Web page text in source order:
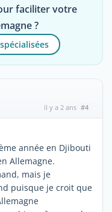
faciliter votre
?
il y a 2 ans #4
année en Djibouti
Allemagne.
mais je
puisque je croit que